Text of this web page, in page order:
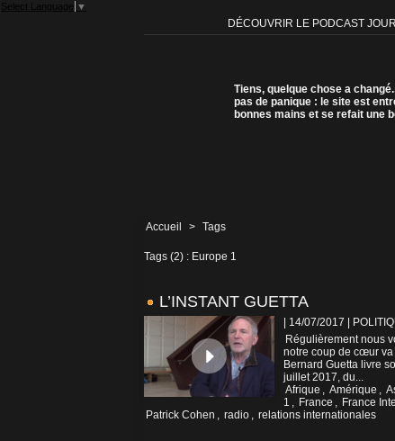
Select Language ▼
DÉCOUVRIR LE PODCAST
Tiens, quelque chose a
pas de panique : le site est
bonnes mains et se refait une
Accueil > Tags
Tags (2) : Europe 1
L’INSTANT GUETTA
| 14/07/2017
Régulièrement nous
notre coup de cœur va
Bernard Guetta livre
juillet 2017, du...
Afrique , Amérique ,
1 , France , France
Patrick Cohen , radio , relations internationales